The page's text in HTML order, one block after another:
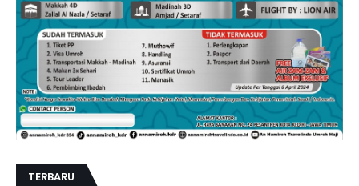
TERBARU